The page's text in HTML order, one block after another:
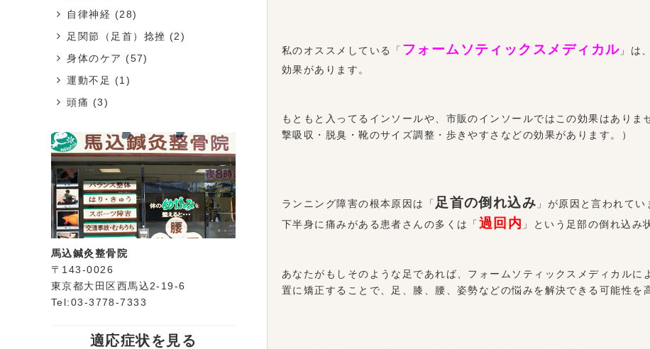
私のオススメしている「 フォームソティックスメディカル 」は
効果があります。
もともと入ってるインソールや、市販のインソールではこの効果はあり
撃吸収・脱臭・靴のサイズ調整・歩きやすさなどの効果があります。）
ランニング障害の根本原因は「 足首の倒れ込み 」が原因と言われてい
下半身に痛みがある患者さんの多くは「 過回内 」という足部の倒れ込み
あなたがもしそのような足であれば、フォームソティックスメディカル
置に矯正することで、足、膝、腰、姿勢などの悩みを解決できる可能性を
自律神経 (28)
足関節（足首）捻挫 (2)
身体のケア (57)
運動不足
(1)
頭痛 (3)
馬込鍼灸整骨院
〒143-0026
東京都大田区西馬込2-19-6
Tel:03-3778-7333
適応症状を見る